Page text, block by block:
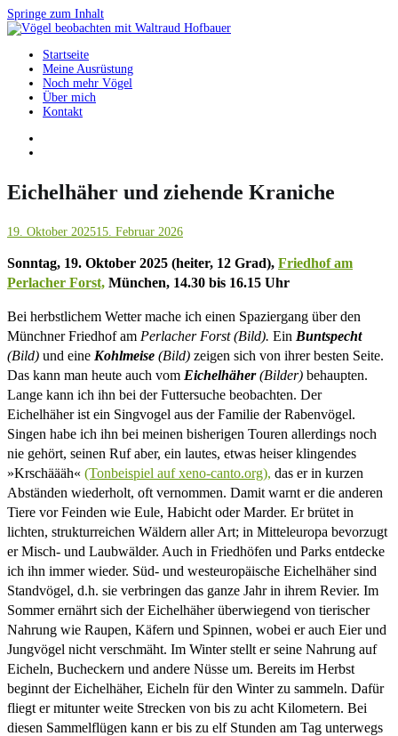
Springe zum Inhalt
Vögel beobachten mit Waltraud Hofbauer
Startseite
Meine Ausrüstung
Noch mehr Vögel
Über mich
Kontakt
Eichelhäher und ziehende Kraniche
19. Oktober 202515. Februar 2026
Sonntag, 19. Oktober 2025 (heiter, 12 Grad), Friedhof am
Perlacher Forst, München, 14.30 bis 16.15 Uhr
Bei herbstlichem Wetter mache ich einen Spaziergang über den
Münchner Friedhof am Perlacher Forst (Bild). Ein Buntspecht
(Bild) und eine Kohlmeise (Bild) zeigen sich von ihrer besten Seite.
Das kann man heute auch vom Eichelhäher(Bilder) behaupten.
Lange kann ich ihn bei der Futtersuche beobachten. Der
Eichelhäher ist ein Singvogel aus der Familie der Rabenvögel.
Singen habe ich ihn bei meinen bisherigen Touren allerdings noch
nie gehört, seinen Ruf aber, ein lautes, etwas heiser klingendes
»Krschäääh« (Tonbeispiel auf xeno-canto.org), das er in kurzen
Abständen wiederholt, oft vernommen. Damit warnt er die anderen
Tiere vor Feinden wie Eule, Habicht oder Marder. Er brütet in
lichten, strukturreichen Wäldern aller Art; in Mitteleuropa bevorzugt
er Misch- und Laubwälder. Auch in Friedhöfen und Parks entdecke
ich ihn immer wieder. Süd- und westeuropäische Eichelhäher sind
Standvögel, d.h. sie verbringen das ganze Jahr in ihrem Revier. Im
Sommer ernährt sich der Eichelhäher überwiegend von tierischer
Nahrung wie Raupen, Käfern und Spinnen, wobei er auch Eier und
Jungvögel nicht verschmäht. Im Winter stellt er seine Nahrung auf
Eicheln, Bucheckern und andere Nüsse um. Bereits im Herbst
beginnt der Eichelhäher, Eicheln für den Winter zu sammeln. Dafür
fliegt er mitunter weite Strecken von bis zu acht Kilometern. Bei
diesen Sammelflügen kann er bis zu elf Stunden am Tag unterwegs